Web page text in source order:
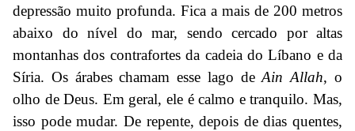
depressão muito profunda. Fica a mais de 200 metros
abaixo do nível do mar, sendo cercado por altas
montanhas dos contrafortes da cadeia do Líbano e da
Síria. Os árabes chamam esse lago deAin Allah, o
olho de Deus. Em geral, ele é calmo e tranquilo. Mas,
isso pode mudar. De repente, depois de dias quentes,